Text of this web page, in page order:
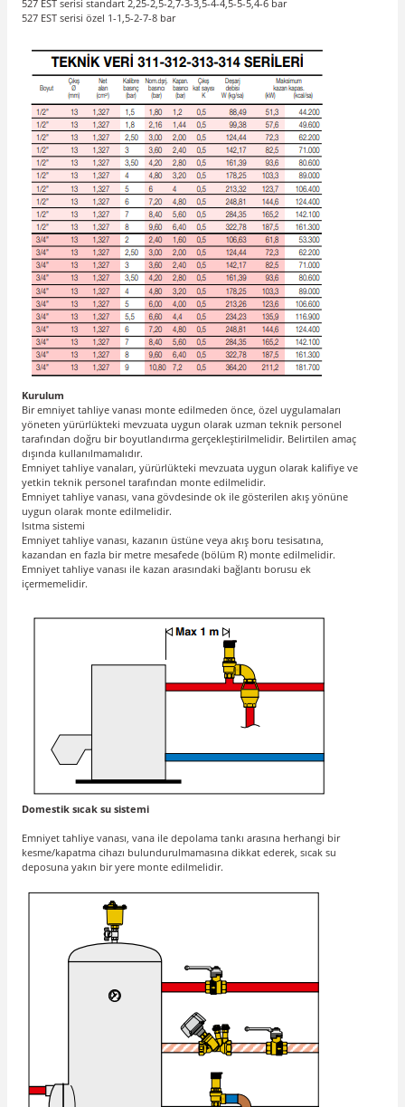
527 EST serisi standart 2,25-2,5-2,7-3-3,5-4-4,5-5-5,4-6 bar
527 EST serisi özel 1-1,5-2-7-8 bar
Kurulum
Bir emniyet tahliye vanası monte edilmeden önce, özel uygulamaları
yöneten yürürlükteki mevzuata uygun olarak uzman teknik personel
tarafından doğru bir boyutlandırma gerçekleştirilmelidir. Belirtilen amaç
dışında kullanılmamalıdır.
Emniyet tahliye vanaları, yürürlükteki mevzuata uygun olarak kalifiye ve
yetkin teknik personel tarafından monte edilmelidir.
Emniyet tahliye vanası, vana gövdesinde ok ile gösterilen akış yönüne
uygun olarak monte edilmelidir.
Isıtma sistemi
Emniyet tahliye vanası, kazanın üstüne veya akış boru tesisatına,
kazandan en fazla bir metre mesafede (bölüm R) monte edilmelidir.
Emniyet tahliye vanası ile kazan arasındaki bağlantı borusu ek
içermemelidir.
Domestik sıcak su sistemi
Emniyet tahliye vanası, vana ile depolama tankı arasına herhangi bir
kesme/kapatma cihazı bulundurulmamasına dikkat ederek, sıcak su
deposuna yakın bir yere monte edilmelidir.